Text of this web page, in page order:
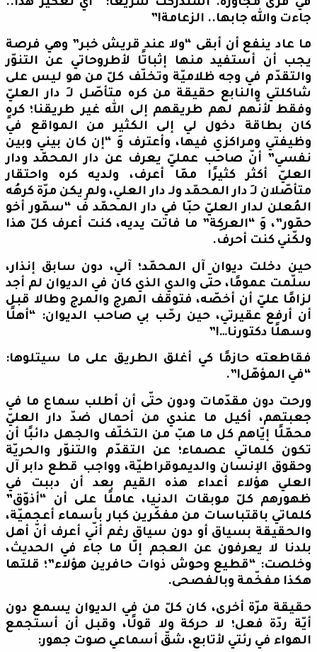
في قرى مجاورة. استدركت سريعّا: “أيّ تعكير هذا..
جاءت والله جابها.. الزعامة!”
ما عاد ينفع أن أبقى “ولا عند قريش خبر” وهي فرصة
يجب أن أستفيد منها إثباتًا لأطروحاتي عن التنوّر
والتقدّم في وجه ظلاميّة وتخلّف كلّ من هو ليس على
شاكلتي والنابع حقيقة من كره متأصّل لـِ دار العليّ
وفقط لأنّهم لهم طريقهم إلى الله غير طريقنا؛ كرهٍ
كان بطاقة دخول لي إلى الكثير من المواقع في
وظيفتي ومراكزي فيها، وأعترف وَ “إن كان بيني وبين
نفسي” أنّ صاحب عمليّ يعرف عن دار المحمّد ودار
العليّ أكثر كثيرًا ممّا أعرف، ولديه كره واحتقار
متأصّلان لـِ دار المحمّد ولـ دار العلي، ولم يكن مرّة كرهُه
المُعلن لدار العليّ حبّا في دار المحمّد فَ “سمّور أخو
حمّور”، وَ “العركِة” ما فاتت يديه، كنت أعرف كلّ هذا
ولكّني كنت أحرف.
حين دخلت ديوان آل المحمّد؛ آلي، دون سابق إنذار،
سلّمت عمومًا، حتّى والدي الذي كان في الديوان لم أجد
لزامًا عليّ أن أخصّه، فتوقف الهرج والمرج وطالا قبل
أن أرفع عقيرتي، حين رحّب بي صاحب الديوان: “أهلًا
وسهلًا دكتورنا…!”
فقاطعته حازمًا كي أغلق الطريق على ما سيتلوها:
“في المؤهّل!”.
ورحت دون مقدّمات ودون حتّى أن أطلب سماع ما في
جعبتهم، أكيل ما عندي من أحمال ضدّ دار العليّ
محمّلًا إيّاهم كل ما هبّ من التخلّف والجهل دائبًا أن
تكون كلماتي عصماء؛ عن التقدّم والتنوّر والحريّة
وحقوق الإنسان والديموقراطيّة، وواجب قطع دابر آل
العلي هؤلاء أعداء هذه القيم بعد أن دببت في
ظهورهم كلّ موبقات الدنيا، عاملًا على أن “أذوّق”
كلماتي باقتباسات من مفكّرين كبار بأسماء أعجميّة،
والحقيقة بسياق أو دون سياق رغم أنّي أعرف أنّ أهل
بلدنا لا يعرفون عن العجم إلّا ما جاء في الحديث،
وخلصت: “قطيع وحوش ذوات حافرين هؤلاء”؛ قلتها
هكذا مفخّمة وبالفصحى.
حقيقة مرّة أخرى، كان كلّ من في الديوان يسمع دون
أيّة ردّة فعل؛ لا حركة ولا قولًا، وقبل أن أستجمع
الهواء في رئتي لأتابع، شقّ أسماعي صوت جهور: